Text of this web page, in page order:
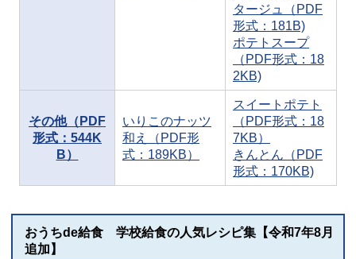
タージュ（PDF
形式：181B)
ポテトスープ
（PDF形式：18
2KB)
その他（PDF
形式：544K
B）
いりこのナッツ
和え（PDF形
式：189KB）
スイートポテト
（PDF形式：18
7KB）
きんとん（PDF
形式：170KB)
おうちde給食 学校給食の人気レシピ集【令和7年8月
追加】